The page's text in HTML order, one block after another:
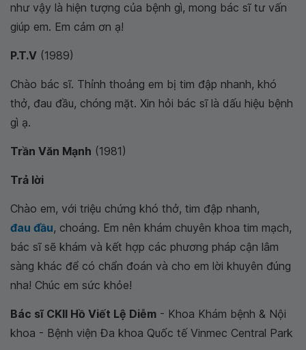
như vậy là hiện tượng của bệnh gì, mong bác sĩ tư vấn
giúp em. Em cảm ơn ạ!
P.T.V (1989)
Chào bác sĩ. Thỉnh thoảng em bị tim đập nhanh, khó
thở, đau đầu, chóng mặt. Xin hỏi bác sĩ là dấu hiệu bệnh
gì ạ.
Trần Văn Mạnh (1981)
Trả lời
Chào em, với triệu chứng khó thở, tim đập nhanh,
đau đầu, choáng. Em nên khám chuyên khoa tim mạch,
bác sĩ sẽ khám và kết hợp các phương pháp cận lâm
sàng khác để có chẩn đoán và cho em lời khuyên đúng
nha! Chúc em sức khỏe!
Bác sĩ CKII Hồ Viết Lệ Diễm - Khoa Khám bệnh & Nội
khoa - Bệnh viện Đa khoa Quốc tế Vinmec Central Park